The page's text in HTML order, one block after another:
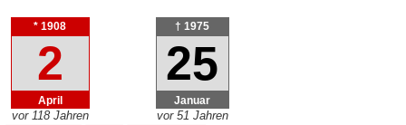
* 1908
2
April
vor 118 Jahren
† 1975
25
Januar
vor 51 Jahren